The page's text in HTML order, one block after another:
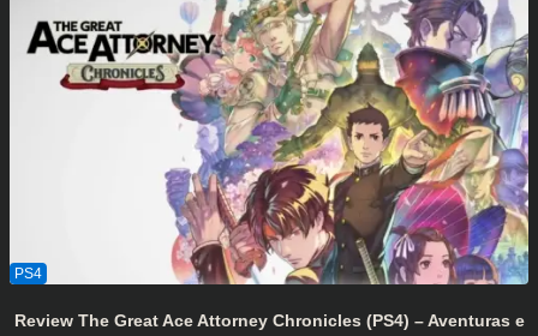
Review The Great Ace Attorney Chronicles (PS4) – Aventuras e